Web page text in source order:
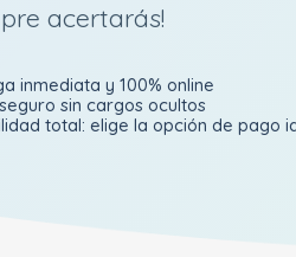
acertarás!
inmediata y 100% online
sin cargos ocultos
total: elige la opción de pago